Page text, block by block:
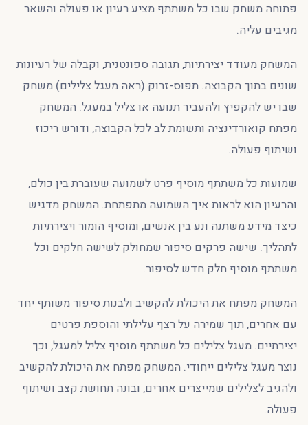
פתוחה משחק שבו כל משתתף מציע רעיון או פעולה והשאר
מגיבים עליה.
המשחק מעודד יצירתיות, תגובה ספונטנית, וקבלה של רעיונות
שונים בתוך הקבוצה. תפוס-זרוק (ראה מעגל צלילים) משחק
שבו יש להקפיץ ולהעביר תנועה או צליל במעגל. המשחק
מפתח קואורדינציה ותשומת לב לכל הקבוצה, ודורש ריכוז
ושיתוף פעולה.
שמועות כל משתתף מוסיף פרט לשמועה שעוברת בין כולם,
והרעיון הוא לראות איך השמועה מתפתחת. המשחק מדגיש
כיצד מידע משתנה ונע בין אנשים, ומוסיף הומור ויצירתיות
לתהליך. שישה פרקים סיפור שמחולק לשישה חלקים וכל
משתתף מוסיף חלק חדש לסיפור.
המשחק מפתח את היכולת להקשיב ולבנות סיפור משותף יחד
עם אחרים, תוך שמירה על רצף עלילתי והוספת פרטים
יצירתיים. מעגל צלילים כל משתתף מוסיף צליל למעגל, וכך
נוצר מעגל צלילים ייחודי. המשחק מפתח את היכולת להקשיב
ולהגיב לצלילים שמייצרים אחרים, ובונה תחושת קצב ושיתוף
פעולה.